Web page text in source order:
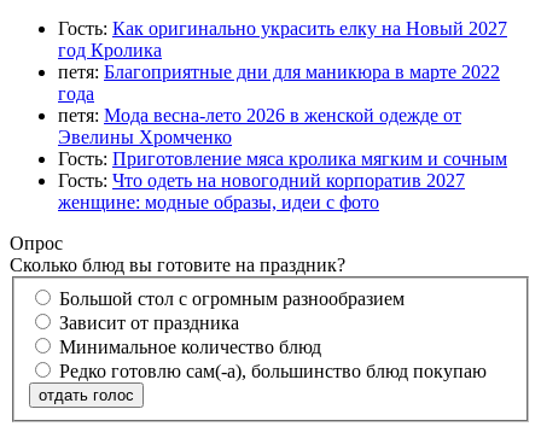
Гость: Как оригинально украсить елку на Новый 2027
год Кролика
петя: Благоприятные дни для маникюра в марте 2022
года
петя: Мода весна-лето 2026 в женской одежде от
Эвелины Хромченко
Гость: Приготовление мяса кролика мягким и сочным
Гость: Что одеть на новогодний корпоратив 2027
женщине: модные образы, идеи с фото
Опрос
Сколько блюд вы готовите на праздник?
Большой стол с огромным разнообразием
Зависит от праздника
Минимальное количество блюд
Редко готовлю сам(-а), большинство блюд покупаю
отдать голос